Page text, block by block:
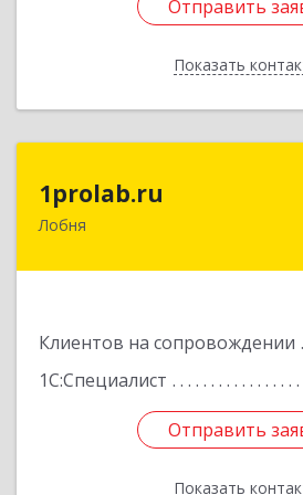
Отправить
Показать
Отправить
Назад
1prolab.ru
Лобня
Клиентов на сопровождении
1С:Специалист
Отправить
Показать
141865, Московская обл,
Отправить
Назад